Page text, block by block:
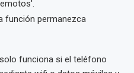
función permanezca
funciona si el teléfono